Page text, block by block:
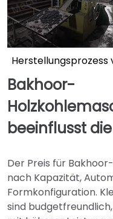
Bakhoor-
beeinflusst
Der Preis für
nach Kapazität,
Formkonfiguration.
sind